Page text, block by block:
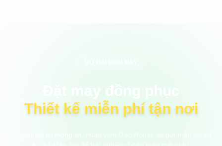
Thiết kế miễn phí tận nơi